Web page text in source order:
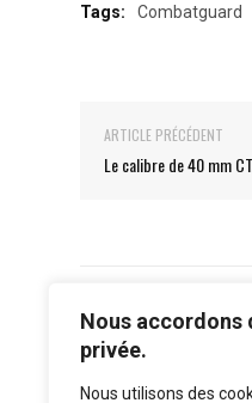
Nous accordons
privée.
Nous utilisons des
Tags: Combatguard
ARTICLE PRÉCÉDENT
Le calibre de 40 mm